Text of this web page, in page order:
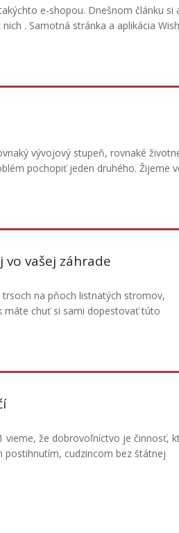
e-shopou. Dnešnom článku si
. Samotná stránka a aplikácia
vývojový stupeň, rovnaké
pochopiť jeden druhého. Žijeme
vo vašej záhrade
na pňoch listnatých stromov,
máte chuť si sami dopestovať túto
vieme, že dobrovoľníctvo je činnosť,
cudzincom bez štátnej